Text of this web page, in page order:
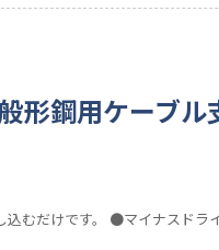
鋼用ケーブル
むだけです。 ●マイナスドラ